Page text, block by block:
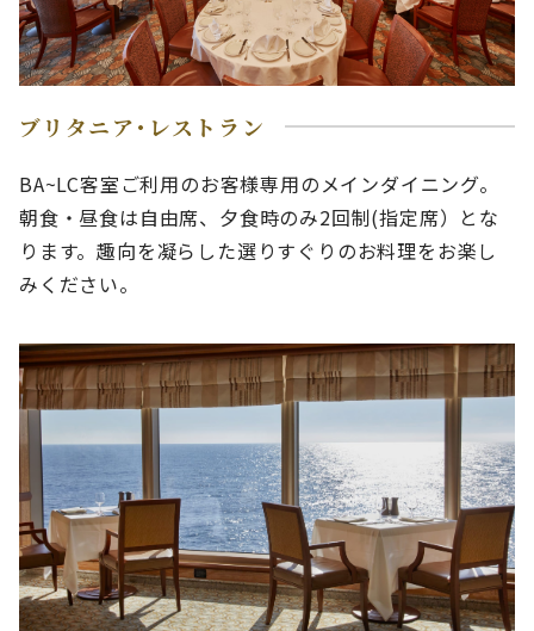
ブリタニア･レストラン
BA~LC客室ご利用のお客様専用のメインダイニング。
朝食・昼食は自由席、夕食時のみ2回制(指定席）とな
ります。趣向を凝らした選りすぐりのお料理をお楽し
みください。